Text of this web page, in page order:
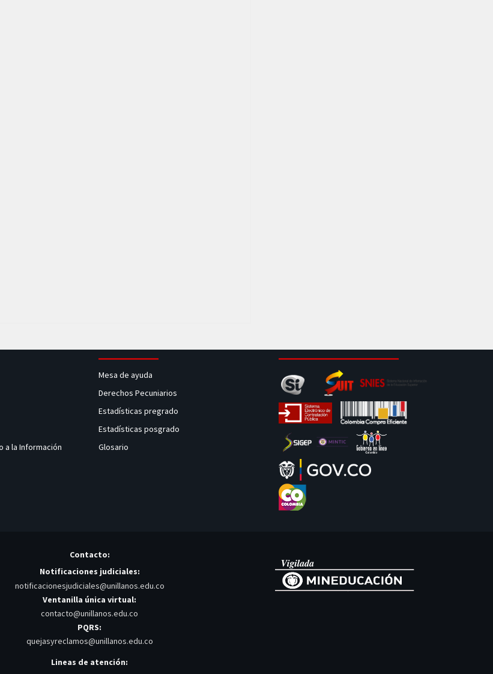
a la Información
Mesa de ayuda
Derechos Pecuniarios
Estadísticas pregrado
Estadísticas posgrado
Glosario
Contacto:
Notificaciones judiciales:
notificacionesjudiciales@unillanos.edu.co
Ventanilla única virtual:
contacto@unillanos.edu.co
PQRS:
quejasyreclamos@unillanos.edu.co
Lineas de atención: